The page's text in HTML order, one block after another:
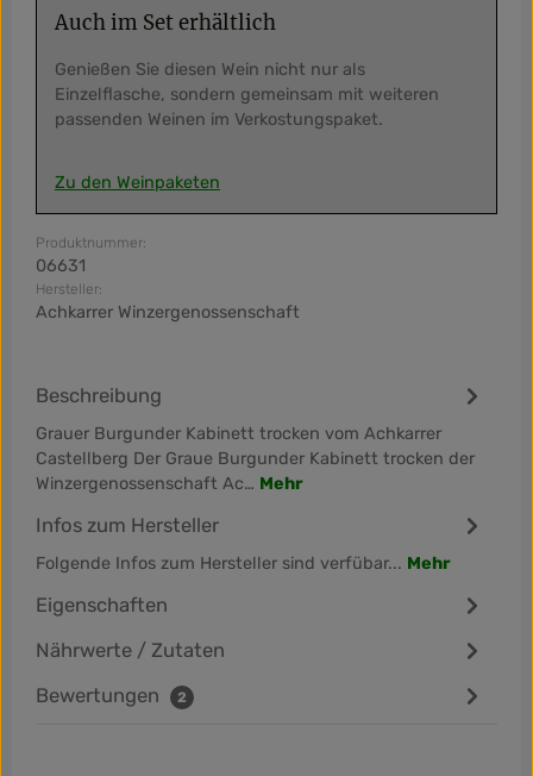
Auch im Set erhältlich
Genießen Sie diesen Wein nicht nur als
Einzelflasche, sondern gemeinsam mit weiteren
passenden Weinen im Verkostungspaket.
Zu den Weinpaketen
Produktnummer:
06631
Hersteller:
Achkarrer Winzergenossenschaft
Beschreibung
Grauer Burgunder Kabinett trocken vom Achkarrer
Castellberg Der Graue Burgunder Kabinett trocken der
Winzergenossenschaft Ac… Mehr
Infos zum Hersteller
Folgende Infos zum Hersteller sind verfübar... Mehr
Eigenschaften
Nährwerte / Zutaten
Bewertungen
2